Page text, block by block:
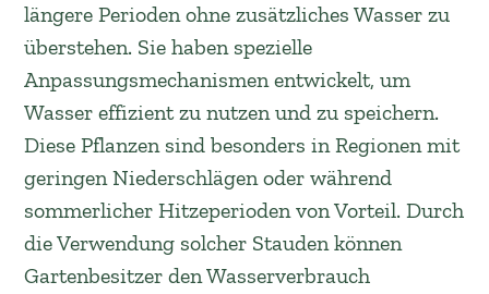
längere Perioden ohne zusätzliches Wasser zu
überstehen. Sie haben spezielle
Anpassungsmechanismen entwickelt, um
Wasser effizient zu nutzen und zu speichern.
Diese Pflanzen sind besonders in Regionen mit
geringen Niederschlägen oder während
sommerlicher Hitzeperioden von Vorteil. Durch
die Verwendung solcher Stauden können
Gartenbesitzer den Wasserverbrauch